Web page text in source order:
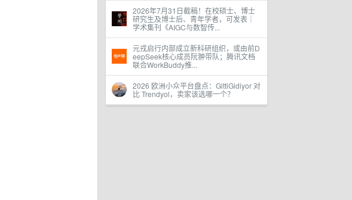
2026年7月31日截稿！在校硕士、博士
研究生及博士后、青年学者，可发表｜
学术集刊《AIGC与数智传...
元戎启行内部成立新科研组织，或由前D
eepSeek核心成员阮翀带队；腾讯文档
联合WorkBuddy推...
2026 欧洲小众平台盘点：GittiGidiyor 对
比 Trendyol，卖家该选哪一个？